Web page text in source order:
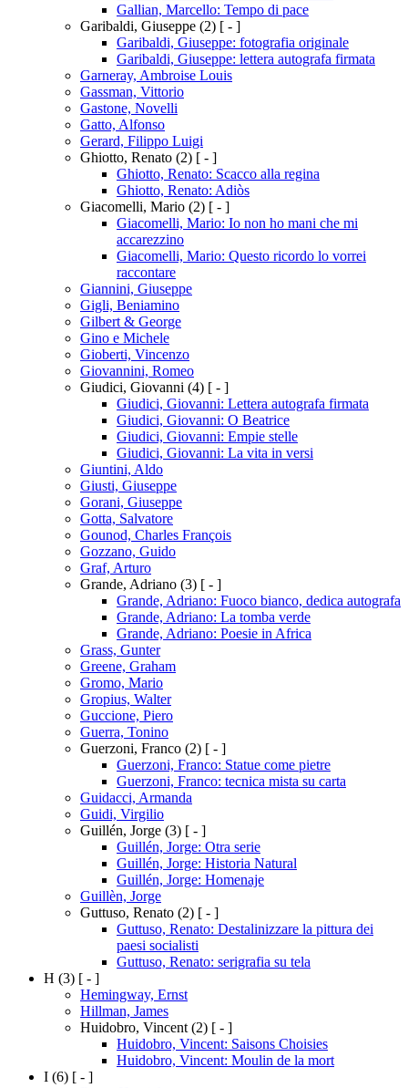
Gallian, Marcello: Tempo di pace
Garibaldi, Giuseppe (2) [ - ]
Garibaldi, Giuseppe: fotografia originale
Garibaldi, Giuseppe: lettera autografa firmata
Garneray, Ambroise Louis
Gassman, Vittorio
Gastone, Novelli
Gatto, Alfonso
Gerard, Filippo Luigi
Ghiotto, Renato (2) [ - ]
Ghiotto, Renato: Scacco alla regina
Ghiotto, Renato: Adiòs
Giacomelli, Mario (2) [ - ]
Giacomelli, Mario: Io non ho mani che mi
accarezzino
Giacomelli, Mario: Questo ricordo lo vorrei
raccontare
Giannini, Giuseppe
Gigli, Beniamino
Gilbert & George
Gino e Michele
Gioberti, Vincenzo
Giovannini, Romeo
Giudici, Giovanni (4) [ - ]
Giudici, Giovanni: Lettera autografa firmata
Giudici, Giovanni: O Beatrice
Giudici, Giovanni: Empie stelle
Giudici, Giovanni: La vita in versi
Giuntini, Aldo
Giusti, Giuseppe
Gorani, Giuseppe
Gotta, Salvatore
Gounod, Charles François
Gozzano, Guido
Graf, Arturo
Grande, Adriano (3) [ - ]
Grande, Adriano: Fuoco bianco, dedica autografa
Grande, Adriano: La tomba verde
Grande, Adriano: Poesie in Africa
Grass, Gunter
Greene, Graham
Gromo, Mario
Gropius, Walter
Guccione, Piero
Guerra, Tonino
Guerzoni, Franco (2) [ - ]
Guerzoni, Franco: Statue come pietre
Guerzoni, Franco: tecnica mista su carta
Guidacci, Armanda
Guidi, Virgilio
Guillén, Jorge (3) [ - ]
Guillén, Jorge: Otra serie
Guillén, Jorge: Historia Natural
Guillén, Jorge: Homenaje
Guillèn, Jorge
Guttuso, Renato (2) [ - ]
Guttuso, Renato: Destalinizzare la pittura dei
paesi socialisti
Guttuso, Renato: serigrafia su tela
H (3) [ - ]
Hemingway, Ernst
Hillman, James
Huidobro, Vincent (2) [ - ]
Huidobro, Vincent: Saisons Choisies
Huidobro, Vincent: Moulin de la mort
I (6) [ - ]